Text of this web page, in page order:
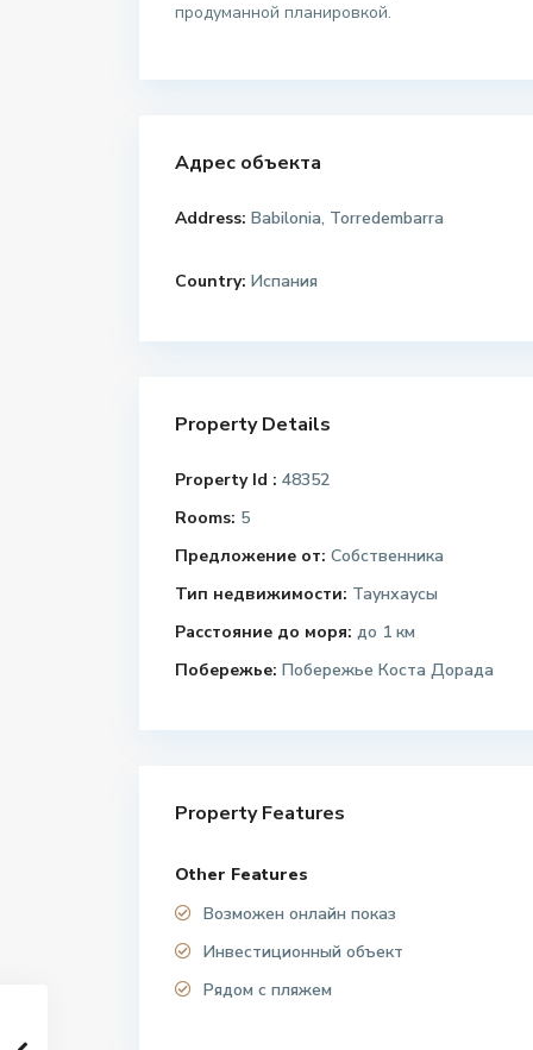
продуманной планировкой.
Адрес объекта
Address: Babilonia, Torredembarra
Country: Испания
Property Details
Property Id : 48352
Rooms: 5
Предложение от: Собственника
Тип недвижимости: Таунхаусы
Расстояние до моря: до 1 км
Побережье: Побережье Коста Дорада
Property Features
Other Features
Возможен онлайн показ
Инвестиционный объект
Рядом с пляжем